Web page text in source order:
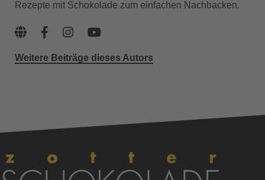
Rezepte mit Schokolade zum einfachen Nachbacken.
Weitere Beiträge dieses Autors